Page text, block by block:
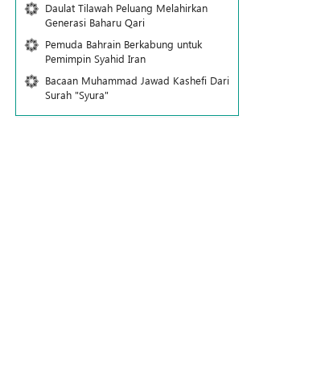
Daulat Tilawah Peluang Melahirkan
Generasi Baharu Qari
Pemuda Bahrain Berkabung untuk
Pemimpin Syahid Iran
Bacaan Muhammad Jawad Kashefi Dari
Surah "Syura"